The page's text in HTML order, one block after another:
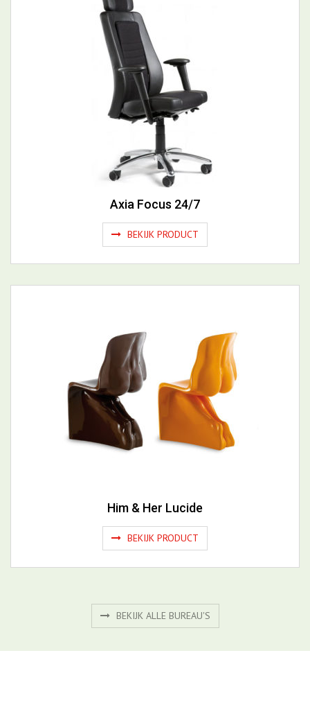
Axia Focus 24/7
BEKIJK PRODUCT
Him & Her Lucide
BEKIJK PRODUCT
BEKIJK ALLE BUREAU'S